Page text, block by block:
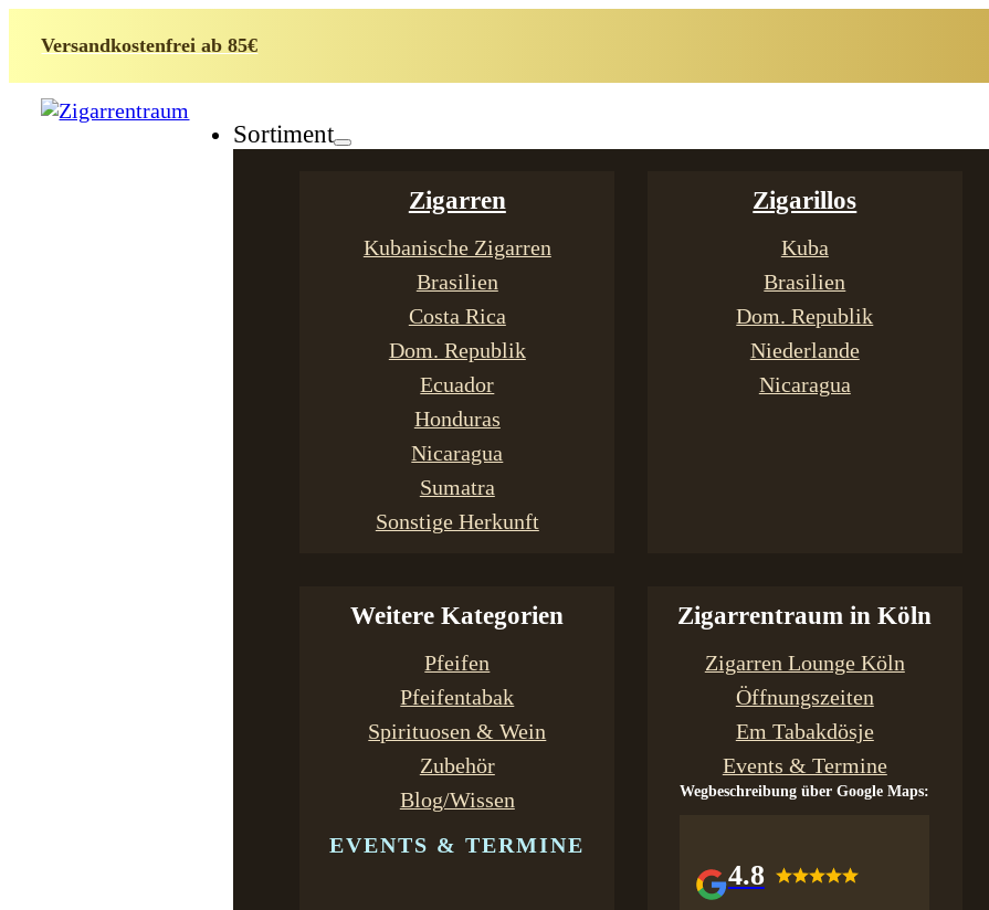
Versandkostenfrei ab 85€
Sortiment
Zigarren
Kubanische Zigarren
Brasilien
Costa Rica
Dom. Republik
Ecuador
Honduras
Nicaragua
Sumatra
Sonstige Herkunft
Zigarillos
Kuba
Brasilien
Dom. Republik
Niederlande
Nicaragua
Weitere Kategorien
Pfeifen
Pfeifentabak
Spirituosen & Wein
Zubehör
Blog/Wissen
EVENTS & TERMINE
Zigarrentraum in Köln
Zigarren Lounge Köln
Öffnungszeiten
Em Tabakdösje
Events & Termine
Wegbeschreibung über Google Maps:
4.8